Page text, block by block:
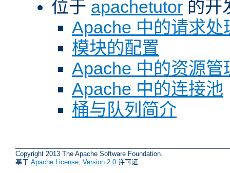
位于 apachetutor 的开
Apache 中的请求处
模块的配置
Apache 中的资源管
Apache 中的连接池
桶与队列简介
Copyright 2013 The Apache Software Foundation.
基于 Apache License, Version 2.0 许可证.